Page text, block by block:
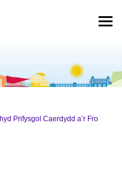
Prifysgol Caerdydd a’r Fro